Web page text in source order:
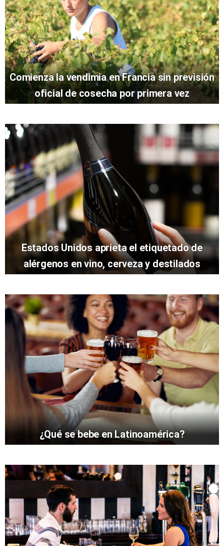
Comienza la vendimia en Francia sin previsión
oficial de cosecha por primera vez
Estados Unidos aprieta el etiquetado de
alérgenos en vino, cerveza y destilados
¿Qué se bebe en Latinoamérica?